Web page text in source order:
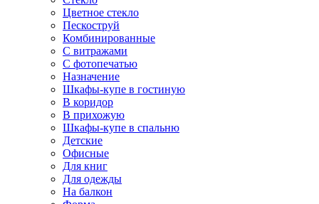
Цветное стекло
Пескоструй
Комбинированные
С витражами
С фотопечатью
Назначение
Шкафы-купе в гостиную
В коридор
В прихожую
Шкафы-купе в спальню
Детские
Офисные
Для книг
Для одежды
На балкон